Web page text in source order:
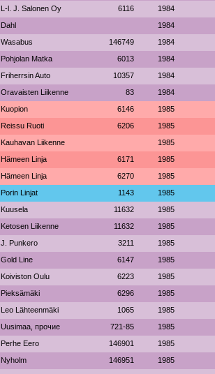
L-l. J. Salonen Oy 6116 1984
Dahl 1984
Wasabus 146749 1984
Pohjolan Matka 6013 1984
Friherrsin Auto 10357 1984
Oravaisten Liikenne 83 1984
Kuopion 6146 1985
Reissu Ruoti 6206 1985
Kauhavan Liikenne 1985
Hämeen Linja 6171 1985
Hämeen Linja 6270 1985
Porin Linjat 1143 1985
Kuusela 11632 1985
Ketosen Liikenne 11632 1985
J. Punkero 3211 1985
Gold Line 6147 1985
Koiviston Oulu 6223 1985
Pieksämäki 6296 1985
Leo Lähteenmäki 1065 1985
Uusimaa, прочие 721-85 1985
Perhe Eero 146901 1985
Nyholm 146951 1985